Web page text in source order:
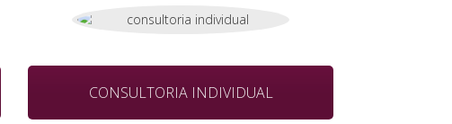
CONSULTORIA INDIVIDUAL